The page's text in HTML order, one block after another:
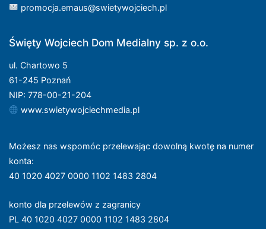
promocja.emaus@swietywojciech.pl
Święty Wojciech Dom Medialny sp. z o.o.
ul. Chartowo 5
61-245 Poznań
NIP: 778-00-21-204
www.swietywojciechmedia.pl
Możesz nas wspomóc przelewając dowolną kwotę na numer
konta:
40 1020 4027 0000 1102 1483 2804
konto dla przelewów z zagranicy
PL 40 1020 4027 0000 1102 1483 2804